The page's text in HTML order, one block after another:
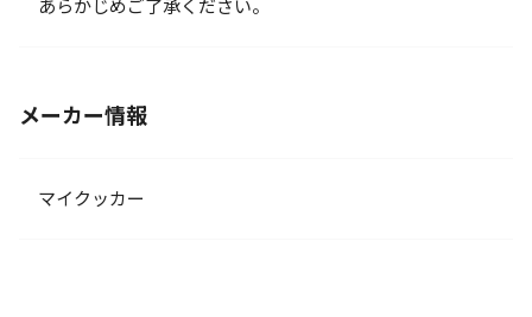
あらかじめご了承ください。
メーカー情報
マイクッカー